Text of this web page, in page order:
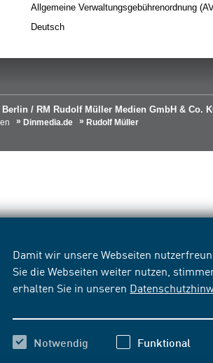
Damit wir unsere Webseiten
Sie die Webseiten weiter nutzen,
erhalten Sie in unseren
Notwendig Funktional
Allgemeine Verwaltungsgebührenordnung
Deutsch
/ RM Rudolf Müller Medien GmbH & Co.
Dinmedia.de Rudolf Müller